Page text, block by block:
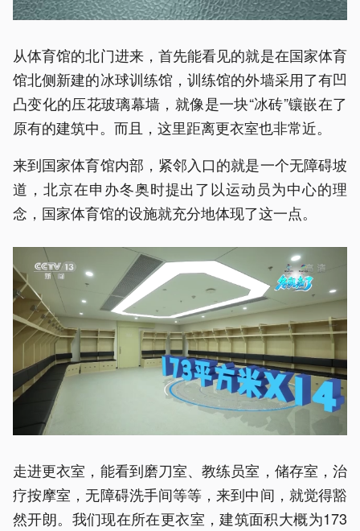
从体育馆的北门进来，首先能看见的就是在国家体育
馆北侧新建的冰球训练馆，训练馆的外墙采用了有凹
凸变化的压花玻璃幕墙，就像是一块“冰砖”镶嵌在了
原有的建筑中。而且，这里距离更衣室也非常近。
来到国家体育馆内部，紧邻入口的就是一个无障碍坡
道，北京在申办冬奥时提出了以运动员为中心的理
念，国家体育馆的设施就充分地体现了这一点。
走进更衣室，能看到磨刀室、教练员室，储存室，治
疗按摩室，无障碍洗手间等等，来到中间，就觉得豁
然开朗。我们现在所在更衣室，建筑面积大概为173